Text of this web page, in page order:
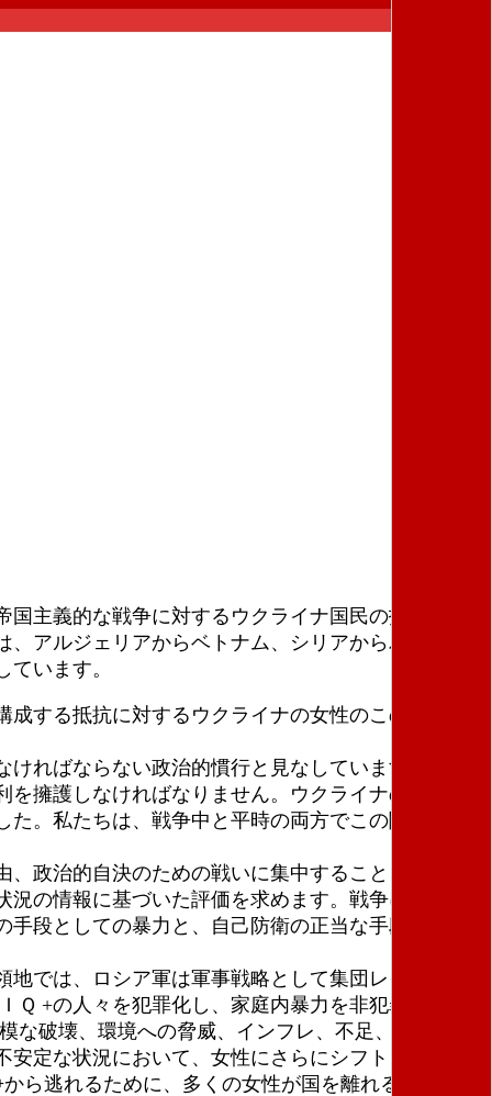
主義的な戦争に対するウクライナ国民の抵抗運動
アルジェリアからベトナム、シリアからパレスチ
います。
する抵抗に対するウクライナの女性のこの権利を
ればならない政治的慣行と見なしています。フェ
擁護しなければなりません。ウクライナのフェミ
。私たちは、戦争中と平時の両方でこの闘争を実
政治的自決のための戦いに集中することを余儀な
の情報に基づいた評価を求めます。戦争に参加し
段としての暴力と、自己防衛の正当な手段として
では、ロシア軍は軍事戦略として集団レイプやそ
+の人々を犯罪化し、家庭内暴力を非犯罪化する
破壊、環境への脅威、インフレ、不足、人口移動
定な状況において、女性にさらにシフトさせま
ら逃れるために、多くの女性が国を離れることを余